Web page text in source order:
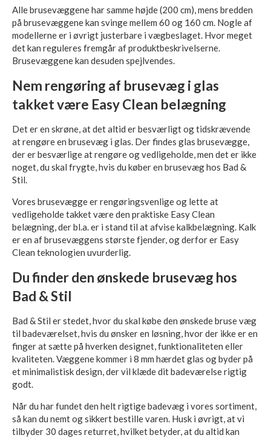
Alle brusevæggene har samme højde (200 cm), mens bredden
på brusevæggene kan svinge mellem 60 og 160 cm. Nogle af
modellerne er i øvrigt justerbare i vægbeslaget. Hvor meget
det kan reguleres fremgår af produktbeskrivelserne.
Brusevæggene kan desuden spejlvendes.
Nem rengøring af brusevæg i glas
takket være Easy Clean belægning
Det er en skrøne, at det altid er besværligt og tidskrævende
at rengøre en brusevæg i glas. Der findes glas brusevægge,
der er besværlige at rengøre og vedligeholde, men det er ikke
noget, du skal frygte, hvis du køber en brusevæg hos Bad &
Stil.
Vores brusevægge er rengøringsvenlige og lette at
vedligeholde takket være den praktiske Easy Clean
belægning, der bl.a. er i stand til at afvise kalkbelægning. Kalk
er en af brusevæggens største fjender, og derfor er Easy
Clean teknologien uvurderlig.
Du finder den ønskede brusevæg hos
Bad & Stil
Bad & Stil er stedet, hvor du skal købe den ønskede bruse væg
til badeværelset, hvis du ønsker en løsning, hvor der ikke er en
finger at sætte på hverken designet, funktionaliteten eller
kvaliteten. Væggene kommer i 8 mm hærdet glas og byder på
et minimalistisk design, der vil klæde dit badeværelse rigtig
godt.
Når du har fundet den helt rigtige badevæg i vores sortiment,
så kan du nemt og sikkert bestille varen. Husk i øvrigt, at vi
tilbyder 30 dages returret, hvilket betyder, at du altid kan